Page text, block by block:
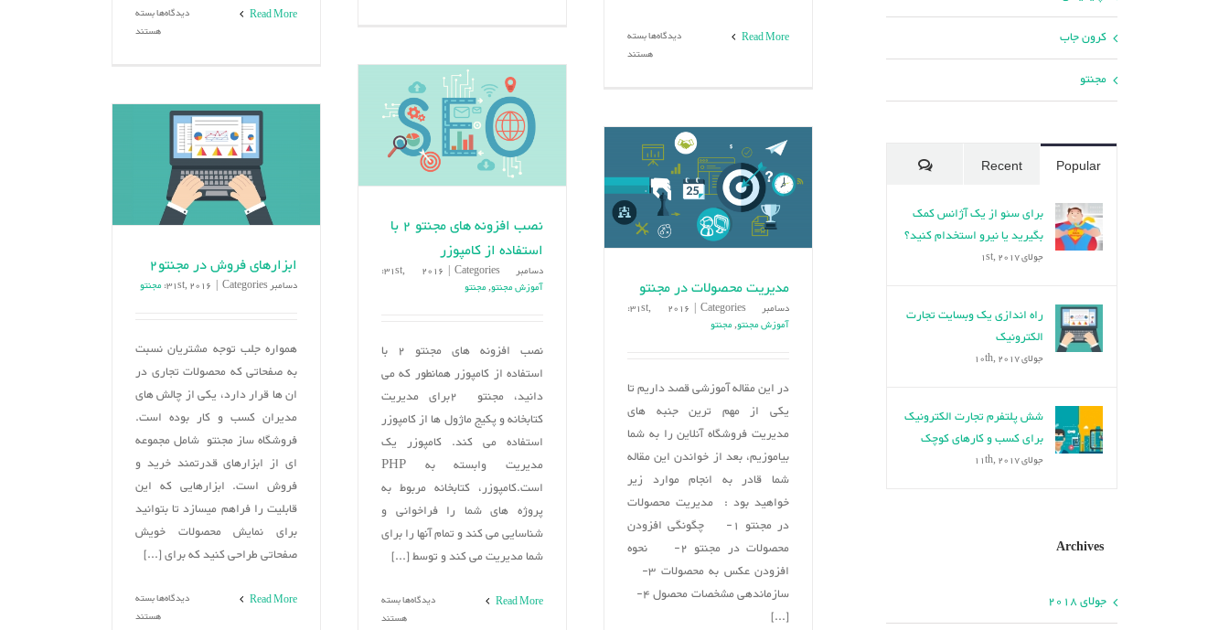
Read More دیدگاه‌هابرای
ساخت
چند
زبانه
در
مجنتو2
بسته
هستند
برون
درون
ریزی
Read More دیدگاه‌هابرای
ساختن
بلوک
بسته
هستند
نصب افزونه های مجنتو 2 با
استفاده از کامپوزر
دسامبر 31st, 2016Categories:
آموزش مجنتو,مجنتو
نصب افزونه های مجنتو 2 با
استفاده از کامپوزر همانطور که می
دانید، مجنتو 2برای مدیریت
کتابخانه و پکیج ماژول ها از کامپوزر
استفاده می کند. کامپوزر یک
مدیریت وابسته به PHP
است.کامپوزر، کتابخانه مربوط به
پروژه های شما را فراخوانی و
شناسایی می کند و تمام آنها را برای
شما مدیریت می کند و توسط [...]
Read More دیدگاه‌هابرای
نصب
بسته
هستند
ابزارهای فروش در مجنتو2
دسامبر 31st, 2016Categories: مجنتو
همواره جلب توجه مشتریان نسبت
به صفحاتی که محصولات تجاری در
ان ها قرار دارد، یکی از چالش های
مدیران کسب و کار بوده است.
فروشگاه ساز مجنتو شامل مجموعه
ای از ابزارهای قدرتمند خرید و
فروش است. ابزارهایی که این
قابلیت را فراهم میسازد تا بتوانید
برای نمایش محصولات خویش
صفحاتی طراحی کنید که برای [...]
Read More دیدگاه‌هابرای
ابزارهای
بسته
هستند
مدیریت محصولات در مجنتو
دسامبر 31st, 2016Categories:
آموزش مجنتو,مجنتو
در این مقاله آموزشی قصد داریم تا
یکی از مهم ترین جنبه های
مدیریت فروشگاه آنلاین را به شما
بیاموزیم، بعد از خواندن این مقاله
شما قادر به انجام موارد زیر
خواهید بود : مدیریت محصولات
در مجنتو 1- چگونگی افزودن
محصولات در مجنتو 2- نحوه
افزودن عکس به محصولات 3-
سازماندهی مشخصات محصول 4-
[...]
کرون جاب
مجنتو
Popular
Recent
Comments
برای سئو از یک آژانس کمک
بگیرید یا نیرو استخدام کنید؟
جولای 1st, 2017
راه اندازی یک وبسایت تجارت
الکترونیک
جولای 10th, 2017
شش پلتفرم‌ تجارت الکترونیک
برای کسب و کارهای کوچک
جولای 11th, 2017
Archives
جولای 2018